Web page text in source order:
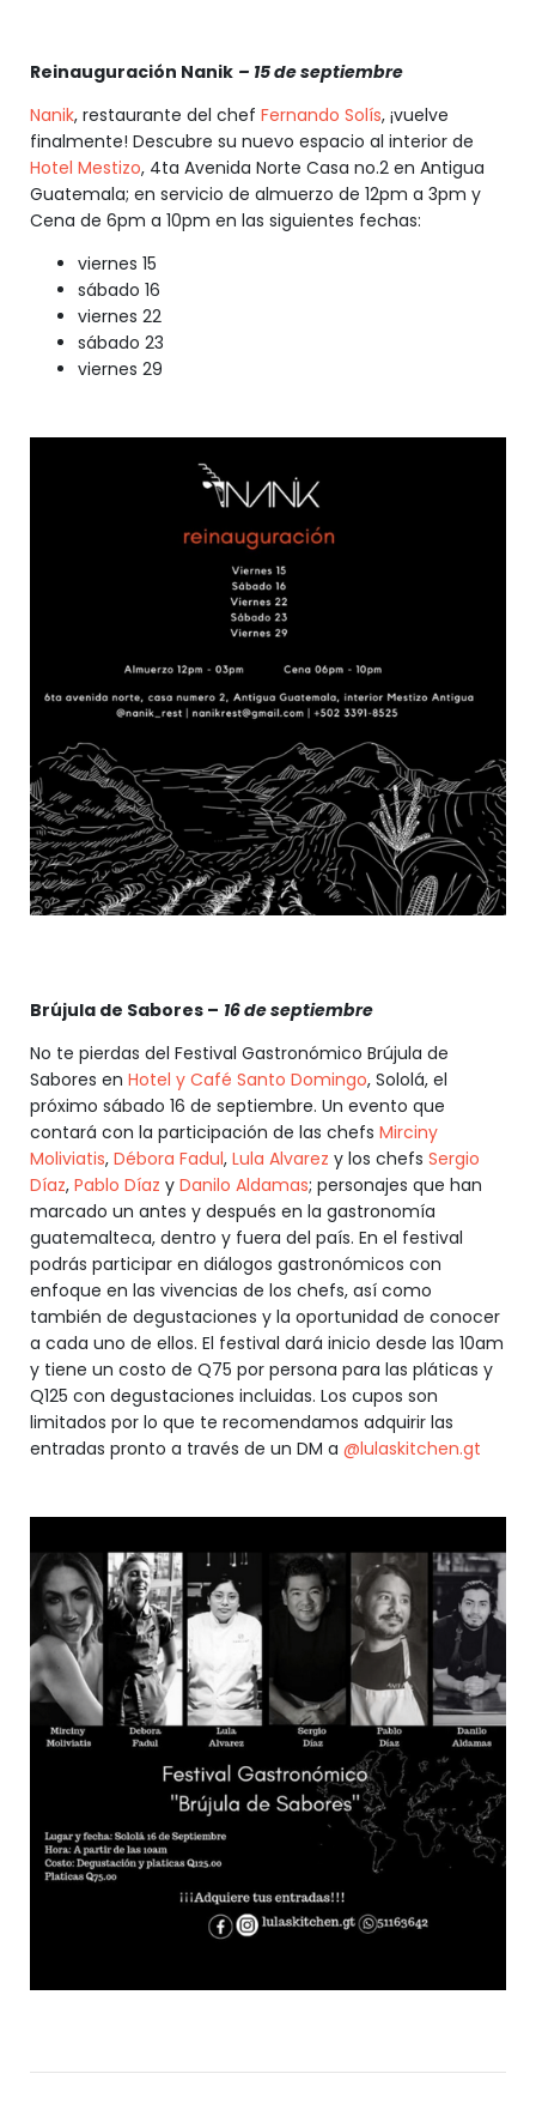
Reinauguración Nanik – 15 de septiembre
Nanik, restaurante del chef Fernando Solís, ¡vuelve
finalmente! Descubre su nuevo espacio al interior de
Hotel Mestizo, 4ta Avenida Norte Casa no.2 en Antigua
Guatemala; en servicio de almuerzo de 12pm a 3pm y
Cena de 6pm a 10pm en las siguientes fechas:
viernes 15
sábado 16
viernes 22
sábado 23
viernes 29
Brújula de Sabores – 16 de septiembre
No te pierdas del Festival Gastronómico Brújula de
Sabores en Hotel y Café Santo Domingo, Sololá, el
próximo sábado 16 de septiembre. Un evento que
contará con la participación de las chefs Mirciny
Moliviatis, Débora Fadul, Lula Alvarez y los chefs Sergio
Díaz, Pablo Díaz y Danilo Aldamas; personajes que han
marcado un antes y después en la gastronomía
guatemalteca, dentro y fuera del país. En el festival
podrás participar en diálogos gastronómicos con
enfoque en las vivencias de los chefs, así como
también de degustaciones y la oportunidad de conocer
a cada uno de ellos. El festival dará inicio desde las 10am
y tiene un costo de Q75 por persona para las pláticas y
Q125 con degustaciones incluidas. Los cupos son
limitados por lo que te recomendamos adquirir las
entradas pronto a través de un DM a @lulaskitchen.gt